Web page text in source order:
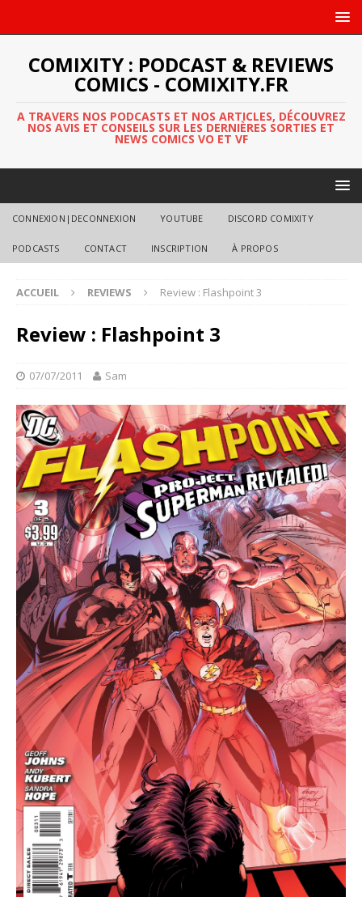
COMIXITY : PODCAST & REVIEWS
COMICS - COMIXITY.FR
A TRAVERS NOS PODCASTS ET NOS ARTICLES, DÉCOUVREZ
NOS AVIS ET CONSEILS SUR LES DERNIÈRES SORTIES ET
NEWS COMICS VO ET VF
CONNEXION|DECONNEXION YOUTUBE DISCORD COMIXITY
PODCASTS CONTACT INSCRIPTION À PROPOS
ACCUEIL REVIEWS Review : Flashpoint 3
Review : Flashpoint 3
07/07/2011 Sam